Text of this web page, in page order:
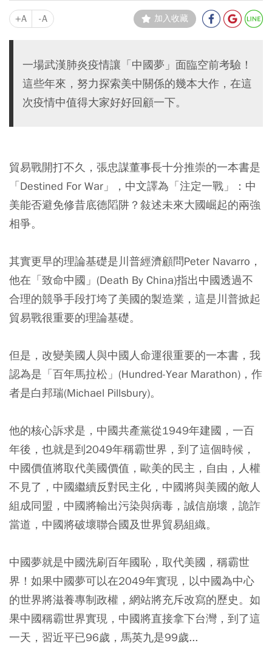
+A -A 加入收藏
一場武漢肺炎疫情讓「中國夢」面臨空前考驗！
這些年來，努力探索美中關係的幾本大作，在這
次疫情中值得大家好好回顧一下。
貿易戰開打不久，張忠謀董事長十分推崇的一本書是
「Destined For War」，中文譯為「注定一戰」：中
美能否避免修昔底德䧟阱？敍述未來大國崛起的兩強
相爭。
其實更早的理論基礎是川普經濟顧問Peter Navarro，
他在「致命中國」(Death By China)指出中國透過不
合理的競爭手段打垮了美國的製造業，這是川普掀起
貿易戰很重要的理論基礎。
但是，改變美國人與中國人命運很重要的一本書，我
認為是「百年馬拉松」(Hundred-Year Marathon)，作
者是白邦瑞(Michael Pillsbury)。
他的核心訴求是，中國共產黨從1949年建國，一百
年後，也就是到2049年稱霸世界，到了這個時候，
中國價值將取代美國價值，歐美的民主，自由，人權
不見了，中國繼續反對民主化，中國將與美國的敵人
組成同盟，中國將輸出污染與病毒，誠信崩壞，詭詐
當道，中國將破壞聯合國及世界貿易組織。
中國夢就是中國洗刷百年國恥，取代美國，稱霸世
界！如果中國夢可以在2049年實現，以中國為中心
的世界將滋養專制政權，網站將充斥改寫的歷史。如
果中國稱霸世界實現，中國將直接拿下台灣，到了這
一天，習近平已96歲，馬英九是99歲...